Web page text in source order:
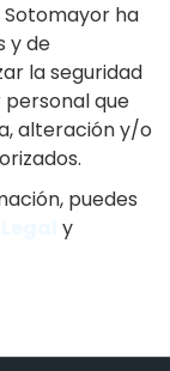
ha
y de
la seguridad
que
alteración y/o
puedes
y